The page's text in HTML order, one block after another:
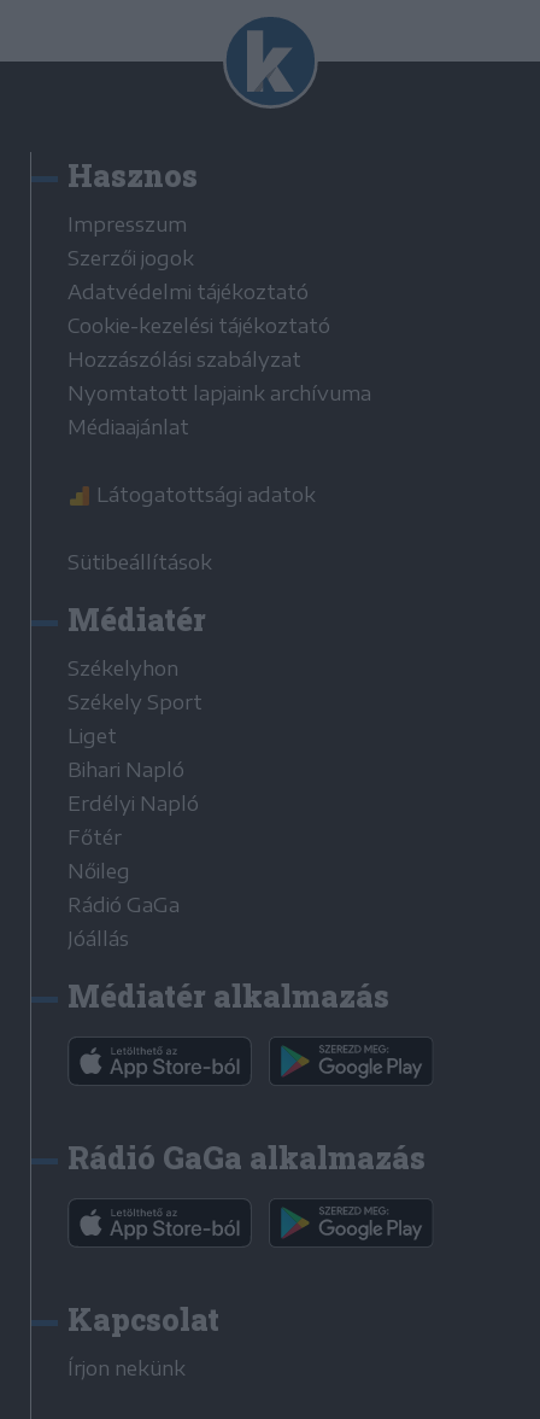
Hasznos
Impresszum
Szerzői jogok
Adatvédelmi tájékoztató
Cookie-kezelési tájékoztató
Hozzászólási szabályzat
Nyomtatott lapjaink archívuma
Médiaajánlat
Látogatottsági adatok
Sütibeállítások
Médiatér
Székelyhon
Székely Sport
Liget
Bihari Napló
Erdélyi Napló
Főtér
Nőileg
Rádió GaGa
Jóállás
Médiatér alkalmazás
Rádió GaGa alkalmazás
Kapcsolat
Írjon nekünk